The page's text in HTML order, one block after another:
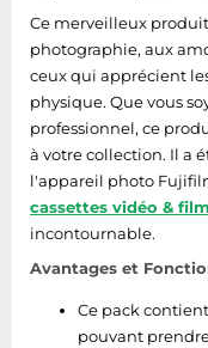
Ce merveilleux
photographie, aux
ceux qui apprécient
physique. Que vous
professionnel, ce
à votre collection. Il a
l'appareil photo
cassettes vidéo &
incontournable.
Avantages et
Ce pack
pouvant